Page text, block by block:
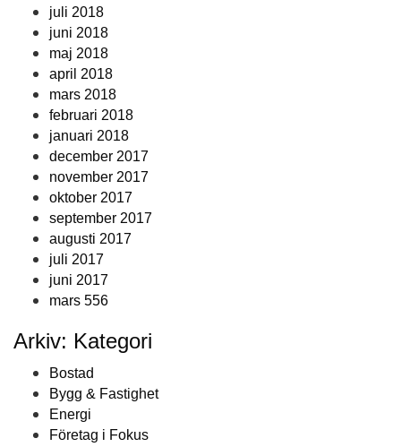
juli 2018
juni 2018
maj 2018
april 2018
mars 2018
februari 2018
januari 2018
december 2017
november 2017
oktober 2017
september 2017
augusti 2017
juli 2017
juni 2017
mars 556
Arkiv: Kategori
Bostad
Bygg & Fastighet
Energi
Företag i Fokus